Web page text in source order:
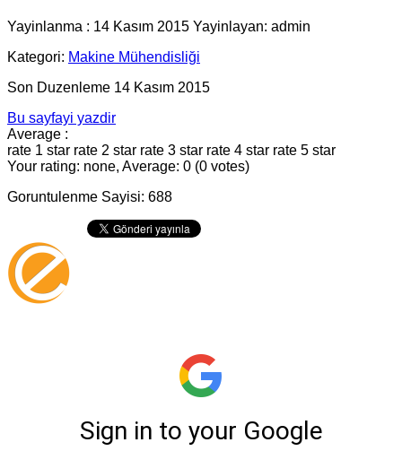
Yayinlanma : 14 Kasım 2015 Yayinlayan: admin
Kategori: Makine Mühendisliği
Son Duzenleme 14 Kasım 2015
Bu sayfayi yazdir
Average :
rate 1 star rate 2 star rate 3 star rate 4 star rate 5 star
Your rating: none, Average: 0 (0 votes)
Goruntulenme Sayisi: 688